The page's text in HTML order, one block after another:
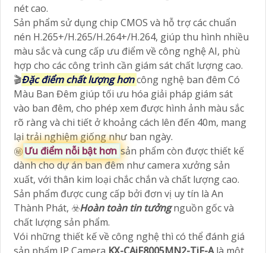
nét cao.
Sản phẩm sử dụng chip CMOS và hỗ trợ các chuẩn
nén H.265+/H.265/H.264+/H.264, giúp thu hình nhiều
màu sắc và cung cấp ưu điểm về công nghệ AI, phù
hợp cho các công trình cần giám sát chất lượng cao.
🎬Đặc điểm chất lượng hơncông nghệ ban đêm Có
Màu Ban Đêm giúp tối ưu hóa giải pháp giám sát
vào ban đêm, cho phép xem được hình ảnh màu sắc
rõ ràng và chi tiết ở khoảng cách lên đến 40m, mang
lại trải nghiệm giống như ban ngày.
㊙️Ưu điểm nỗi bật hơn sản phẩm còn được thiết kế
dành cho dự án ban đêm như camera xưởng sản
xuất, với thân kim loại chắc chắn và chất lượng cao.
Sản phẩm được cung cấp bởi đơn vị uy tín là An
Thành Phát, ☣️Hoàn toàn tin tưởngnguồn gốc và
chất lượng sản phẩm.
Vói những thiết kế về công nghệ thì có thể đánh giá